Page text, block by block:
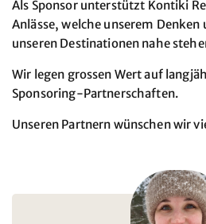
Als Sponsor unterstützt Kontiki
Anlässe, welche unserem Denken
unseren Destinationen nahe
Wir legen grossen Wert auf
Sponsoring-Partnerschaften.
Unseren Partnern wünschen wir